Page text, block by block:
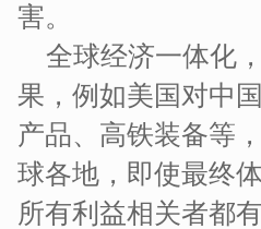
害。
全球经济一体化
果，例如美国对中
产品、高铁装备等
球各地，即使最终
所有利益相关者都